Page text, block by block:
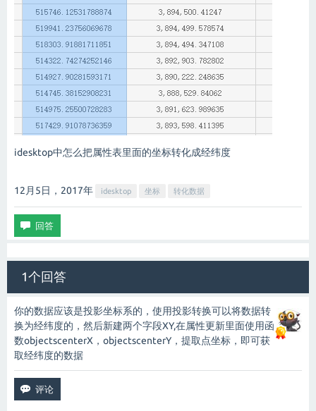
idesktop中怎么把属性表里面的坐标转化成经纬度
12月5日，2017年 idesktop 坐标 转化数据
1个回答
你的数据应该是投影坐标系的，使用投影转换可以将数据转
换为经纬度的，然后新建两个字段XY,在属性更新里面使用函
数objectscenterX，objectscenterY，提取点坐标，即可获
取经纬度的数据